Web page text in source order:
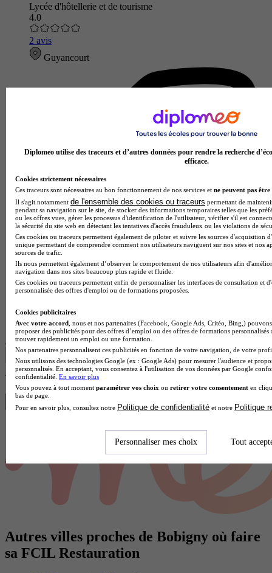
Lycée d'hôtellerie et de tourisme
4.0
2 avis
Guyancourt
Lycée GT
Voir l’établissement
Afficher plus de résultats
Trouve ta FCIL en 1 min avec Diplomeo !
Trouver mon école
Autres villes proches de Bobigny où faire
sa FCIL Restauration
Diplomeo utilise des traceurs et d’autres données pour rendre la recherche
efficace.
Cookies strictement nécessaires
Ces traceurs sont nécessaires au bon fonctionnement de nos services et ne peuvent pas être
Il s'agit notamment de l'ensemble des cookies ou traceurs permettant de
pendant sa navigation sur le site, de stocker des informations temporaires telles que les
ou les offres vues, gérer les processus d'identification de l'utilisateur, vérifier s'il est
la sécurité du site web en détectant les tentatives d'accès frauduleux ou les violations de
Ces cookies ou traceurs permettent également de piloter et suivre les sources d'acquisition
unique permettant de comprendre comment nos utilisateurs naviguent sur nos sites et nos
sources de trafic.
Ils nous permettent également d’observer le comportement de nos utilisateurs afin
navigation dans nos sites beaucoup plus rapide et fluide.
Ces cookies ou traceurs permettent enfin de personnaliser les interfaces de consultation et
personnalisée des offres d'emploi ou de formations proposées.
Cookies publicitaires
Avec votre accord , nous et nos partenaires (Facebook, Google Ads, Critéo, Bing,)
proposer des publicités pour des offres d’emploi ou des offres de formations
trouver rapidement un emploi ou une formation.
Nos partenaires personnalisent ces publicités en fonction de votre navigation, de votre
Nous utilisons des technologies Google (ex : Google Ads) pour mesurer l'audience et
personnalisés. En acceptant, vous consentez à l'utilisation de vos données par Google
confidentialité. En savoir plus
Vous pouvez à tout moment paramétrer vos choix ou retirer votre consentement en
bas de page.
Pour en savoir plus, consultez notre Politique de confidentialité et notre Politique
Personnaliser mes choix Tout